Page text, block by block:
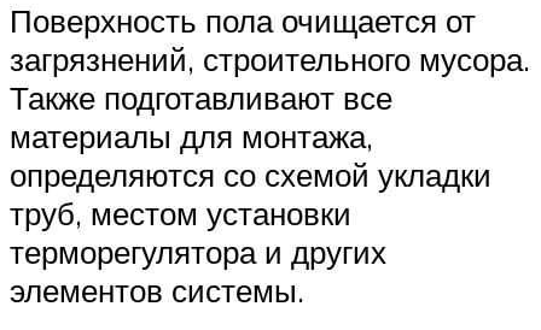
Поверхность пола очищается от
загрязнений, строительного мусора.
Также подготавливают все
материалы для монтажа,
определяются со схемой укладки
труб, местом установки
терморегулятора и других
элементов системы.